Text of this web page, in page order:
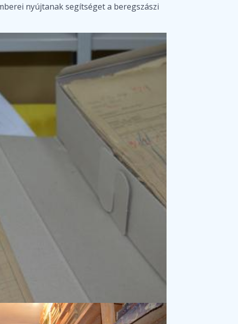
nyújtanak segítséget a beregszászi